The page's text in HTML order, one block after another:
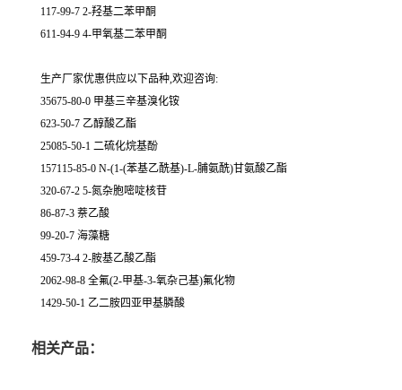
117-99-7 2-羟基二苯甲酮
611-94-9 4-甲氧基二苯甲酮
生产厂家优惠供应以下品种,欢迎咨询:
35675-80-0 甲基三辛基溴化铵
623-50-7 乙醇酸乙酯
25085-50-1 二硫化烷基酚
157115-85-0 N-(1-(苯基乙酰基)-L-脯氨酰)甘氨酸乙酯
320-67-2 5-氮杂胞嘧啶核苷
86-87-3 萘乙酸
99-20-7 海藻糖
459-73-4 2-胺基乙酸乙酯
2062-98-8 全氟(2-甲基-3-氧杂己基)氟化物
1429-50-1 乙二胺四亚甲基膦酸
相关产品：